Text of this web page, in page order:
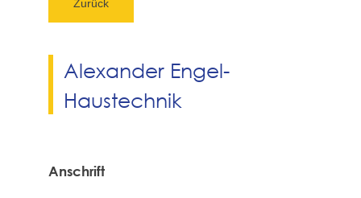
Zurück
Alexander Engel-
Haustechnik
Anschrift